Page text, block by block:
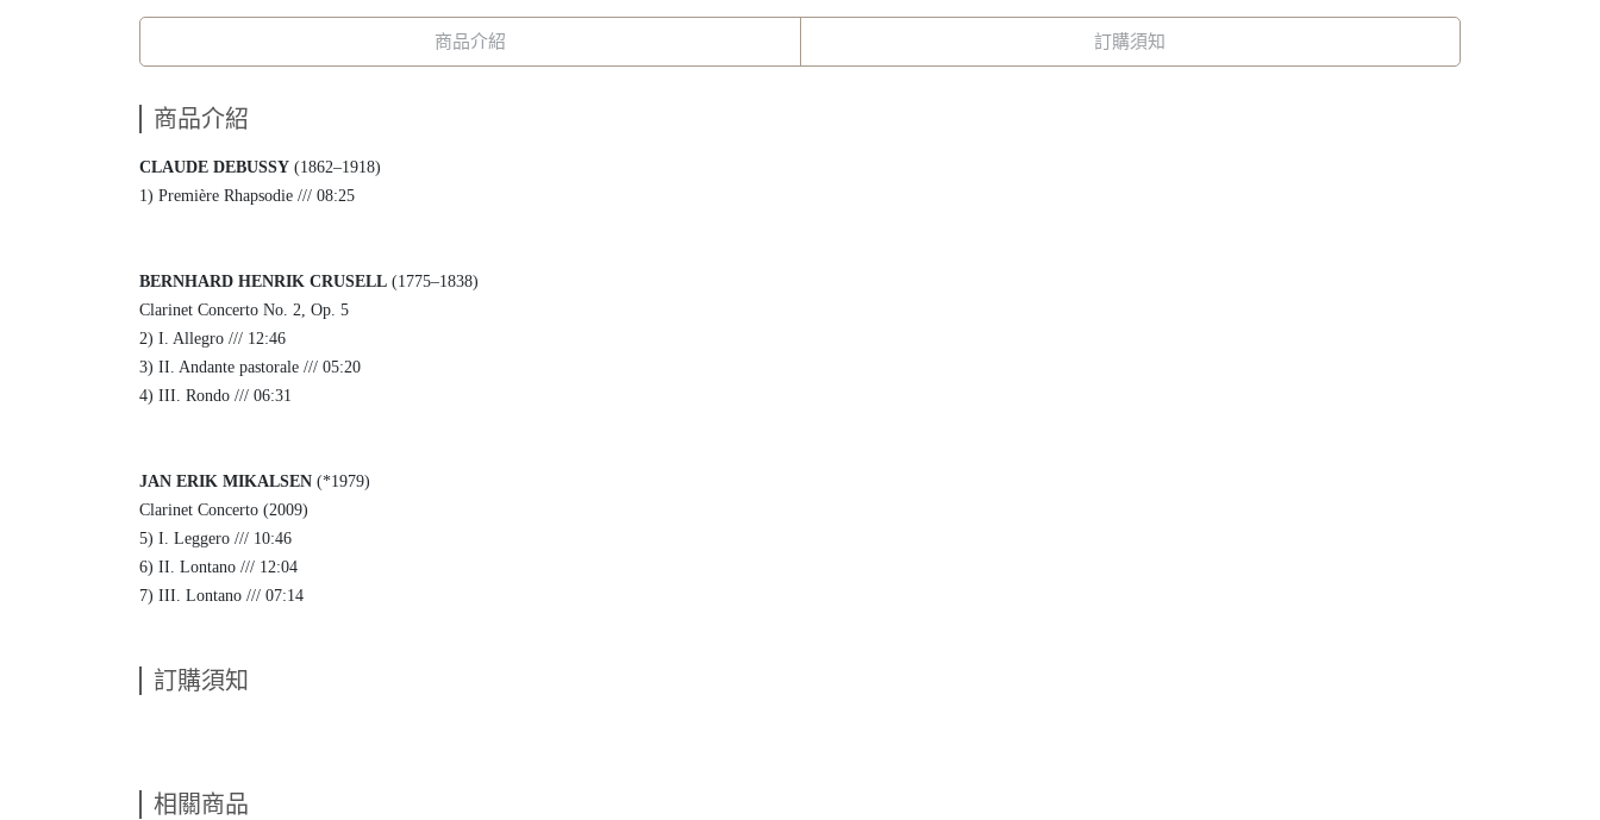
商品介紹 訂購須知
商品介紹
CLAUDE DEBUSSY (1862–1918)
1) Première Rhapsodie /// 08:25
BERNHARD HENRIK CRUSELL (1775–1838)
Clarinet Concerto No. 2, Op. 5
2) I. Allegro /// 12:46
3) II. Andante pastorale /// 05:20
4) III. Rondo /// 06:31
JAN ERIK MIKALSEN (*1979)
Clarinet Concerto (2009)
5) I. Leggero /// 10:46
6) II. Lontano /// 12:04
7) III. Lontano /// 07:14
訂購須知
相關商品